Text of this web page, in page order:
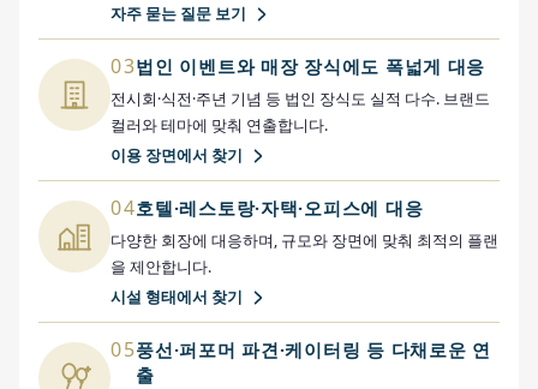
자주 묻는 질문 보기
03법인 이벤트와 매장 장식에도 폭넓게 대응
전시회·식전·주년 기념 등 법인 장식도 실적 다수. 브랜드
컬러와 테마에 맞춰 연출합니다.
이용 장면에서 찾기
04호텔·레스토랑·자택·오피스에 대응
다양한 회장에 대응하며, 규모와 장면에 맞춰 최적의 플랜
을 제안합니다.
시설 형태에서 찾기
05풍선·퍼포머 파견·케이터링 등 다채로운 연
출